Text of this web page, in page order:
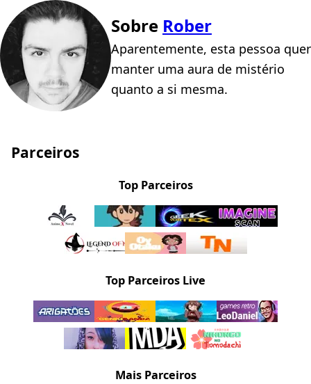
Sobre Rober
Aparentemente, esta pessoa quer
manter uma aura de mistério
quanto a si mesma.
Parceiros
Top Parceiros
Top Parceiros Live
Mais Parceiros